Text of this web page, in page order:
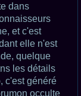
dans
et c'est
elle n'est
quelque
les détails
c'est généré
occulte